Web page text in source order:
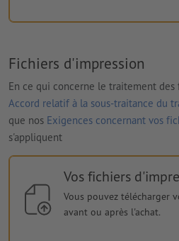
Fichiers d'impression
En ce qui concerne le traitement
Accord relatif à la sous-traitance du
que nos Exigences concernant vos
s'appliquent
Vos fichiers
Vous pouvez télécharger
avant ou après l'achat.